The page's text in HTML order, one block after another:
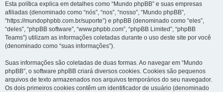
Esta política explica em detalhes como “Mundo phpBB” e suas empresas
afiliadas (denominado como “nós”, “nos”, “nosso”, “Mundo phpBB”,
“https://mundophpbb.com.br/suporte”) e phpBB (denominado como “eles”,
“deles”, “phpBB software”, “www.phpbb.com”, “phpBB Limited”, “phpBB
Teams”) utilizam as informações coletadas durante o uso deste site por você
(denominado como “suas informações”).
Suas informações são coletadas de duas formas. Ao navegar em “Mundo
phpBB”, o software phpBB criará diversos cookies. Cookies são pequenos
arquivos de texto armazenados nos arquivos temporários do seu navegador.
Os dois primeiros cookies contêm um identificador de usuário (denominado